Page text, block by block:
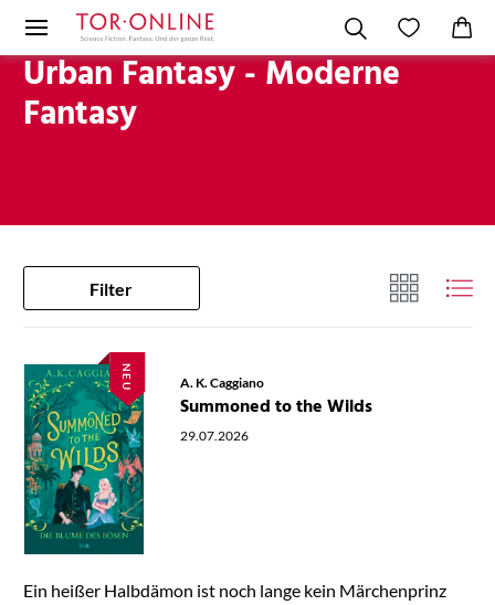
Urban Fantasy - Moderne
Fantasy
Filter
NEU A. K. Caggiano
Summoned to the Wilds
29.07.2026
Ein heißer Halbdämon ist noch lange kein Märchenprinz